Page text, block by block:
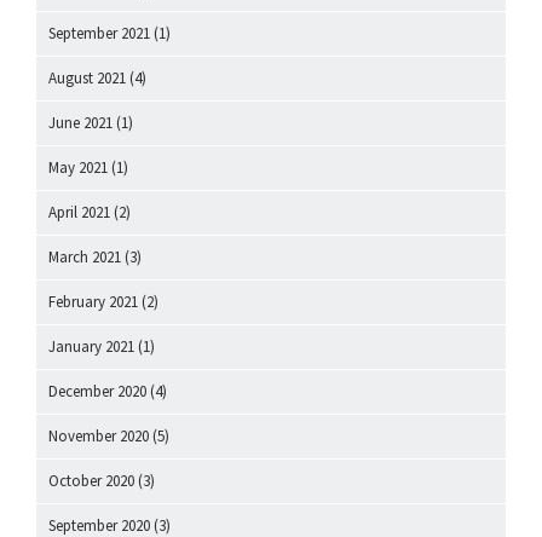
September 2021 (1)
August 2021 (4)
June 2021 (1)
May 2021 (1)
April 2021 (2)
March 2021 (3)
February 2021 (2)
January 2021 (1)
December 2020 (4)
November 2020 (5)
October 2020 (3)
September 2020 (3)